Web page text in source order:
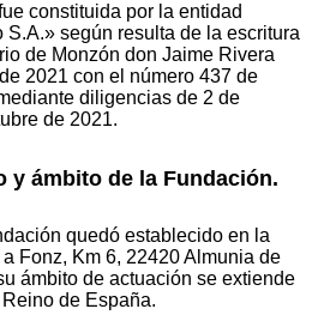
constituida por la entidad
S.A.» según resulta de la escritura
de Monzón don Jaime Rivera
2021 con el número 437 de
diligencias de 2 de
de 2021.
ámbito de la Fundación.
quedó establecido en la
Fonz, Km 6, 22420 Almunia de
ámbito de actuación se extiende
de España.